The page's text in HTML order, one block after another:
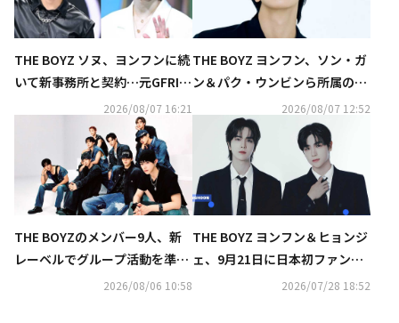
THE BOYZ ソヌ、ヨンフンに続
いて新事務所と契約…元GFRIE
ND ユジュら所属のAT AREAへ
2026/08/07 16:21
THE BOYZ ヨンフン、ソン・ガ
ン＆パク・ウンビンら所属のN
AMOO ACTORSと専属契約を締
2026/08/07 12:52
THE BOYZのメンバー9人、新
レーベルでグループ活動を準備
中「個人活動については別途契
2026/08/06 10:58
THE BOYZ ヨンフン＆ヒョンジ
ェ、9月21日に日本初ファンミ
ーティング開催決定！豪華企画
2026/07/28 18:52